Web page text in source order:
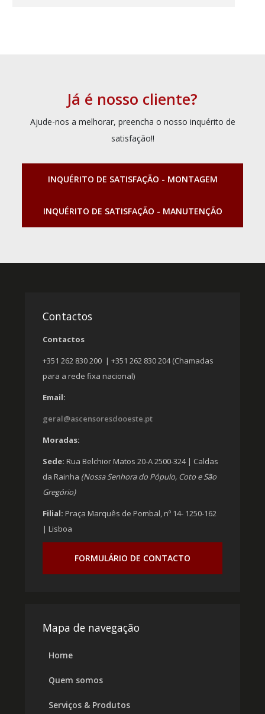
Já é nosso cliente?
Ajude-nos a melhorar, preencha o nosso inquérito de
satisfação!!
INQUÉRITO DE SATISFAÇÃO - MONTAGEM
INQUÉRITO DE SATISFAÇÃO - MANUTENÇÃO
Contactos
Contactos
+351 262 830 200 | +351 262 830 204 (Chamadas
para a rede fixa nacional)
Email:
geral@ascensoresdooeste.pt
Moradas:
Sede: Rua Belchior Matos 20-A 2500-324 | Caldas
da Rainha (Nossa Senhora do Pópulo, Coto e São
Gregório)
Filial: Praça Marquês de Pombal, nº 14- 1250-162
| Lisboa
FORMULÁRIO DE CONTACTO
Mapa de navegação
Home
Quem somos
Serviços & Produtos